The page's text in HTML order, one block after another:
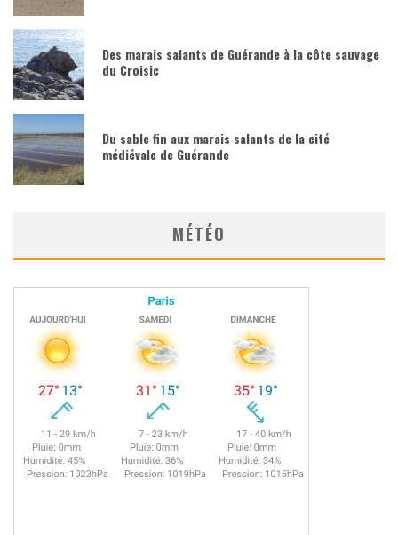
Des marais salants de Guérande à la côte sauvage
du Croisic
Du sable fin aux marais salants de la cité
médiévale de Guérande
MÉTÉO